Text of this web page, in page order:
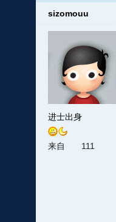
sizomouu
进士出身
来自 111